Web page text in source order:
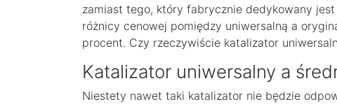
zamiast tego, który fabrycznie dedykowany
różnicy cenowej pomiędzy uniwersalną a
procent. Czy rzeczywiście katalizator
Katalizator uniwersalny a
Niestety nawet taki katalizator nie będzie